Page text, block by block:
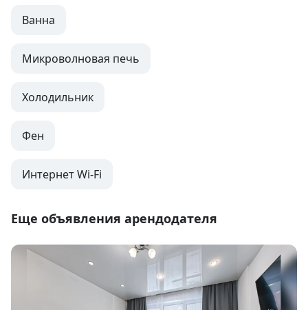
Ванна
Микроволновая печь
Холодильник
Фен
Интернет Wi-Fi
Еще объявления арендодателя